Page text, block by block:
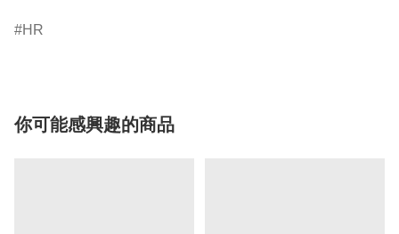
HR
你可能感興趣的商品